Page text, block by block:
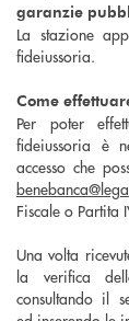
garanzie
La stazione
fideiussoria.
Come
Per poter
fideiussoria è
accesso che
Fiscale o Partita
Una volta
la verifica
consultando il